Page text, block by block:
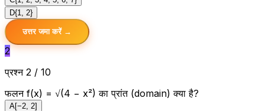
D{1, 2}
उत्तर जमा करें →
2
प्रश्न 2 / 10
फलन f(x) = √(4 − x²) का प्रांत (domain) क्या है?
A[−2, 2]